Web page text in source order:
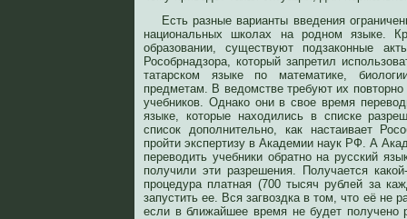
Есть разные варианты введения
национальных школах на родном языке.
образовании, существуют подзаконные
Рособрнадзора, который запретил
татарском языке по математике,
предметам. В ведомстве требуют их
учебников. Однако они в свое время
языке, которые находились в списке
список дополнительно, как настаивает
пройти экспертизу в Академии наук РФ. А
переводить учебники обратно на русский
получили эти разрешения. Получается
процедура платная (700 тысяч рублей за
запустить ее. Вся загвоздка в том, что её не
если в ближайшее время не будет получено